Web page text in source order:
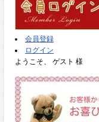
会員登録
ログイン
ようこそ、 ゲスト 様